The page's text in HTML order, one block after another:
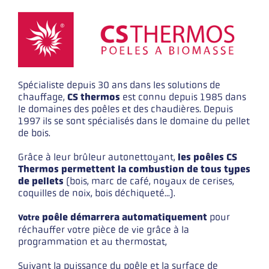
Spécialiste depuis 30 ans dans les solutions de
chauffage, CS thermos est connu depuis 1985 dans
le domaines des poêles et des chaudières. Depuis
1997 ils se sont spécialisés dans le domaine du pellet
de bois.
Grâce à leur brûleur autonettoyant, les poêles CS
Thermos permettent la combustion de tous types
de pellets (bois, marc de café, noyaux de cerises,
coquilles de noix, bois déchiqueté...).
Votre poêle démarrera automatiquement pour
réchauffer votre pièce de vie grâce à la
programmation et au thermostat,
Suivant la puissance du poêle et la surface de